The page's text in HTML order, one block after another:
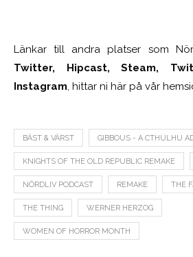
Länkar till andra platser som
Twitter, Hipcast, Steam,
Instagram, hittar ni här på vår
BÄST & VÄRST GIBBOUS - A CTHULHU
KNIGHTS OF THE OLD REPUBLIC REMAKE
NÖRDLIV PODCAST REMAKE THE
THE THING WERNER HERZOG
WOMEN OF HORROR MONTH